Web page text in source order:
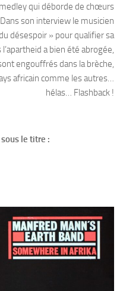
qui déborde de chœurs
son interview le musicien
désespoir » pour qualifier sa
a bien été abrogée,
engouffrés dans la brèche,
africain comme les autres…
hélas… Flashback !
le titre :